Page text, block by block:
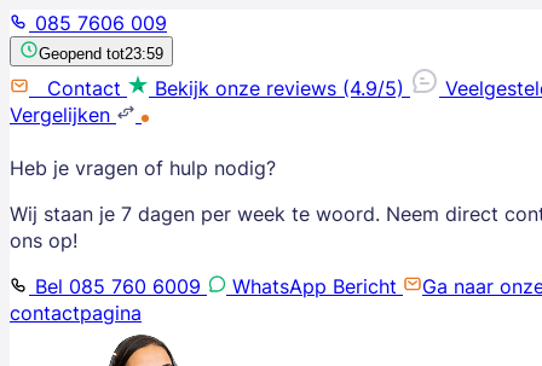
085 7606 009
Geopend tot23:59
Contact Bekijk onze reviews (4.9/5)
Vergelijken
Heb je vragen of hulp nodig?
Wij staan je 7 dagen per week te woord. Neem direct
ons op!
Bel 085 760 6009
WhatsApp Bericht
Ga naar
contactpagina